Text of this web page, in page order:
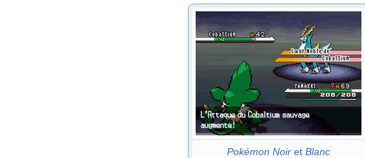
Pokémon Noir et Blanc